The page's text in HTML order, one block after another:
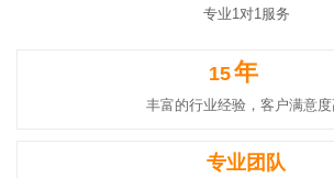
专业1对1服务
15年
丰富的行业经验，客户满意度
专业团队